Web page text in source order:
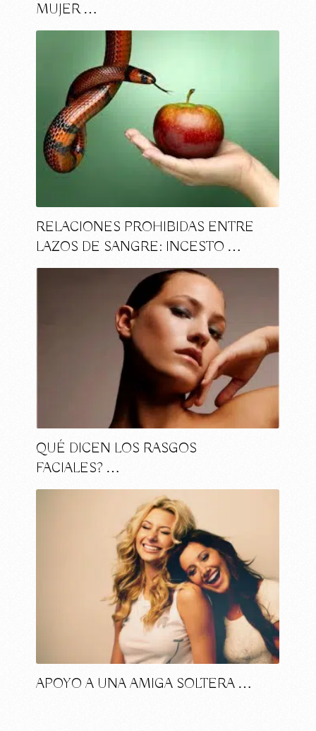
MUJER …
RELACIONES PROHIBIDAS ENTRE
LAZOS DE SANGRE: INCESTO …
QUÉ DICEN LOS RASGOS
FACIALES? …
APOYO A UNA AMIGA SOLTERA …